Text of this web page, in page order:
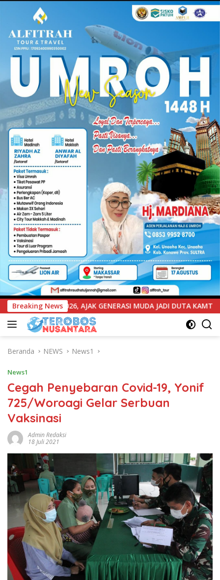
Breaking News
MUDA JADI DUTA KAMTIBMAS DAN AKTIF LAPORKAN
Beranda NEWS News1
News1
Cegah Penyebaran Covid-19, Yonif
725/Woroagi Gelar Serbuan
Vaksinasi
Admin Redaksi
18 Juli 2021